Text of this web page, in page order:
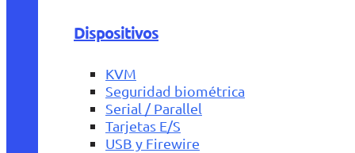
Dispositivos
KVM
Seguridad biométrica
Serial / Parallel
Tarjetas E/S
USB y Firewire